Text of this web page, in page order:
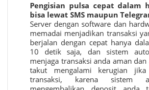
Pengisian pulsa cepat dalam
bisa lewat SMS maupun
Server dengan software dan
memadai menjadikan transaksi
berjalan dengan cepat hanya
10 detik saja, dan sistem
menjaga transaksi anda aman
takut mengalami kerugian jika
transaksi, karena sistem